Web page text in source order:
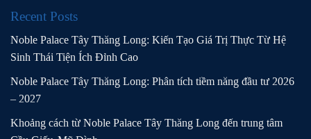
Recent Posts
Noble Palace Tây Thăng Long: Kiến Tạo Giá Trị Thực Từ Hệ
Sinh Thái Tiện Ích Đỉnh Cao
Noble Palace Tây Thăng Long: Phân tích tiềm năng đầu tư 2026
– 2027
Khoảng cách từ Noble Palace Tây Thăng Long đến trung tâm